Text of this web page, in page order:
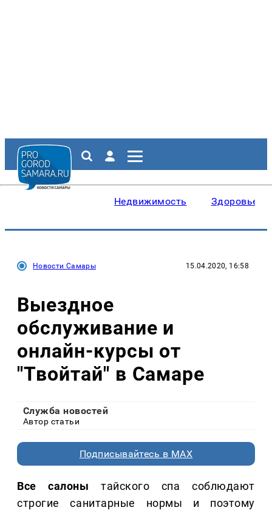
Недвижимость Здоровье
Новости Самары 15.04.2020, 16:58
Выездное
обслуживание и
онлайн-курсы от
"Твойтай" в Самаре
Служба новостей
Автор статьи
Подписывайтесь в MAX
Все салоны тайского спа соблюдают
строгие санитарные нормы и поэтому